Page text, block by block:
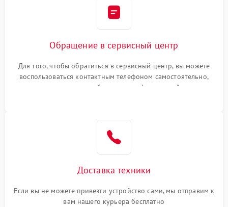
Обращение в сервисный центр
Для того, чтобы обратиться в сервисный центр, вы можете
воспользоваться контактным телефоном самостоятельно,
или оставить свой номер телефона на сайте
Доставка техники
Если вы не можете привезти устройство сами, мы отправим к
вам нашего курьера бесплатно